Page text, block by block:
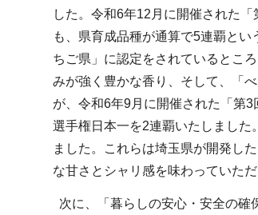
した。令和6年12月に開催された
も、県育成品種が通算で5連覇と
ちご県」に認定をされているとこ
みが強く豊かな香り、そして、「
が、令和6年9月に開催された「第
選手権日本一を2連覇いたしまし
ました。これらは埼玉県が開発し
な甘さとシャリ感を味わっていた
次に、「暮らしの安心・安全の確